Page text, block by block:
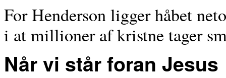
For Henderson ligger håbet
i at millioner af kristne tager
Når vi står foran Jesus